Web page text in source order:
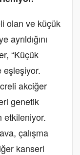
olan ve küçük
“Küçük
eşleşiyor.
akciğer
genetik
etkileniyor.
çalışma
kanseri